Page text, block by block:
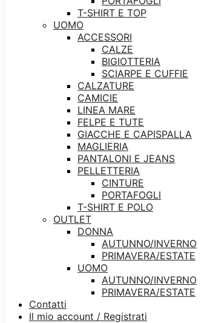
T-SHIRT E TOP
UOMO
ACCESSORI
CALZE
BIGIOTTERIA
SCIARPE E CUFFIE
CALZATURE
CAMICIE
LINEA MARE
FELPE E TUTE
GIACCHE E CAPISPALLA
MAGLIERIA
PANTALONI E JEANS
PELLETTERIA
CINTURE
PORTAFOGLI
T-SHIRT E POLO
OUTLET
DONNA
AUTUNNO/INVERNO
PRIMAVERA/ESTATE
UOMO
AUTUNNO/INVERNO
PRIMAVERA/ESTATE
Contatti
Il mio account / Registrati